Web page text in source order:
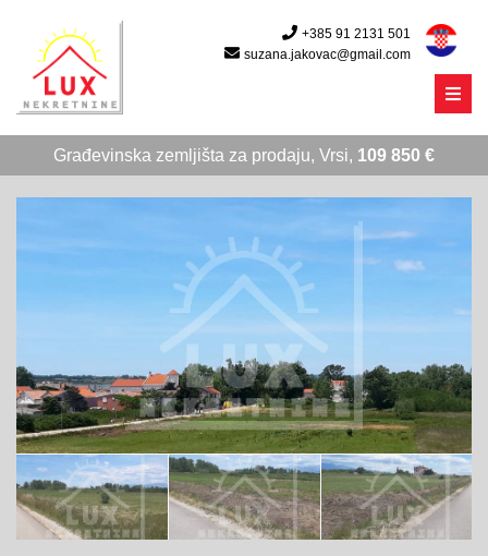
+385 91 2131 501
suzana.jakovac@gmail.com
Menu
Građevinska zemljišta za prodaju, Vrsi, 109 850 €